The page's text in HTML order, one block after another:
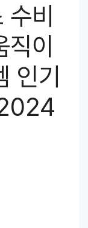
비
이
인기